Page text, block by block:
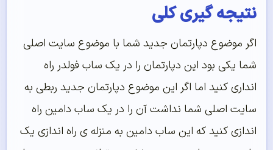
نتیجه گیری کلی
اگر موضوع دپارتمان جدید شما با موضوع سایت اصلی
شما یکی بود این دپارتمان را در یک ساب فولدر راه
انداری کنید اما اگر این موضوع دپارتمان جدید ربطی به
سایت اصلی شما نداشت آن را در یک ساب دامین راه
اندازی کنید که این ساب دامین به منزله ی راه اندازی یک